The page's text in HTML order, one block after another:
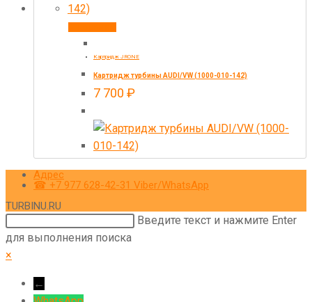
Картридж JRONE
Картридж турбины AUDI/VW (1000-010-142)
7 700 ₽
Адрес
☎ +7 977 628-42-31 Viber/WhatsApp
TURBINU.RU
Поиск
на
сайте
Введите текст и нажмите Enter
для выполнения поиска
×
←